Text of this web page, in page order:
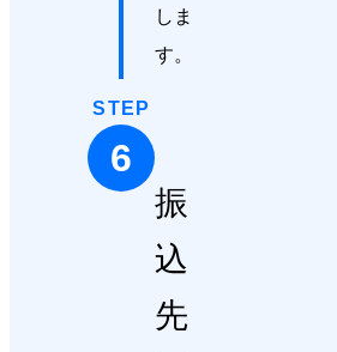
しま
す。
STEP
6
振
込
先